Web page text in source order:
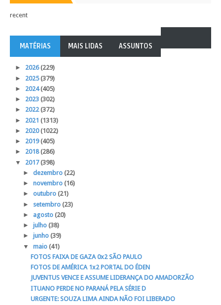
recent
MATÉRIAS MAIS LIDAS ASSUNTOS
► 2026(229)
► 2025(379)
► 2024(405)
► 2023 (302)
► 2022(372)
► 2021 (1313)
► 2020(1022)
► 2019(405)
► 2018(286)
▼ 2017(398)
► dezembro (22)
► novembro (16)
► outubro (21)
► setembro (23)
► agosto (20)
► julho (38)
► junho (39)
▼ maio (41)
FOTOS FAIXA DE GAZA 0x2 SÃO PAULO
FOTOS DE AMÉRICA 1x2 PORTAL DO ÉDEN
JUVENTUS VENCE E ASSUME LIDERANÇA DO AMADORZÃO
ITUANO PERDE NO PARANÁ PELA SÉRIE D
URGENTE: SOUZA LIMA AINDA NÃO FOI LIBERADO